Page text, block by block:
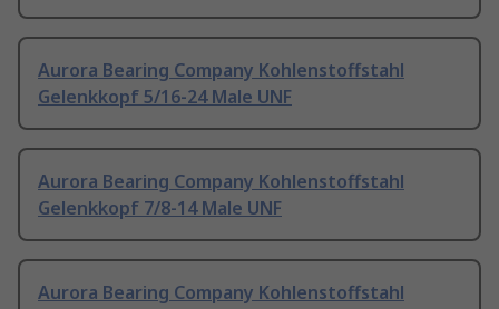
Aurora Bearing Company Kohlenstoffstahl
Gelenkkopf 5/16-24 Male UNF
Aurora Bearing Company Kohlenstoffstahl
Gelenkkopf 7/8-14 Male UNF
Aurora Bearing Company Kohlenstoffstahl